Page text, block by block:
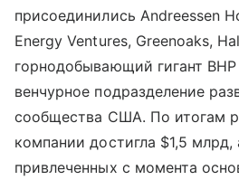
присоединились Andreessen
Energy Ventures, Greenoaks,
горнодобывающий гигант
венчурное подразделение
сообщества США. По итогам
компании достигла $1,5
привлеченных с момента